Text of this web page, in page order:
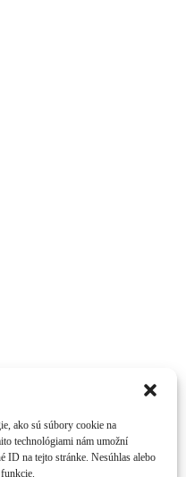
ako sú súbory cookie na
technológiami nám umožní
ID na tejto stránke. Nesúhlas alebo